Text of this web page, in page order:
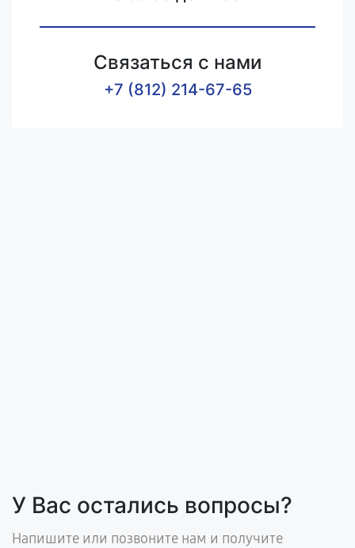
Связаться с нами
+7 (812) 214-67-65
У Вас остались вопросы?
Напишите или позвоните нам и получите